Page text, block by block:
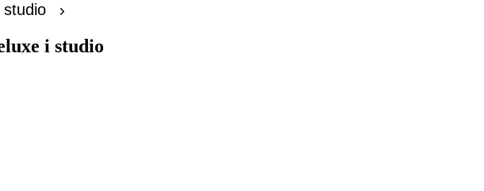
i studio